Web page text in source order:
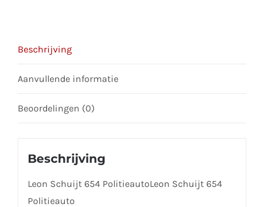
this
Beschrijving
Aanvullende informatie
Beoordelingen (0)
Beschrijving
Leon Schuijt 654 PolitieautoLeon Schuijt 654
Politieauto